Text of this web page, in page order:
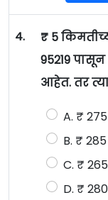
4.
₹ 5
95219
आहेत. तर
A. ₹ 275
B. ₹ 285
C. ₹ 265
D. ₹ 280